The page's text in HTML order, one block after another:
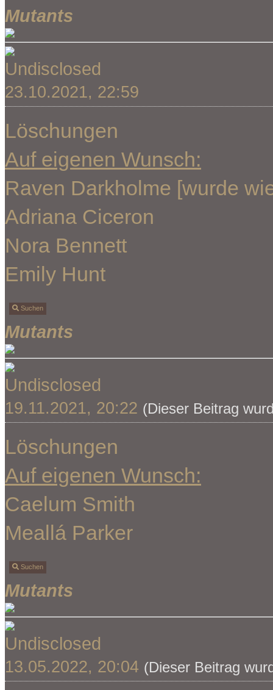
Mutants
Undisclosed
23.10.2021, 22:59
Löschungen
Auf eigenen Wunsch:
Raven Darkholme [wurde
Adriana Ciceron
Nora Bennett
Emily Hunt
Suchen
Mutants
Undisclosed
19.11.2021, 20:22 (Dieser Beitrag
Löschungen
Auf eigenen Wunsch:
Caelum Smith
Meallá Parker
Suchen
Mutants
Undisclosed
13.05.2022, 20:04 (Dieser Beitrag